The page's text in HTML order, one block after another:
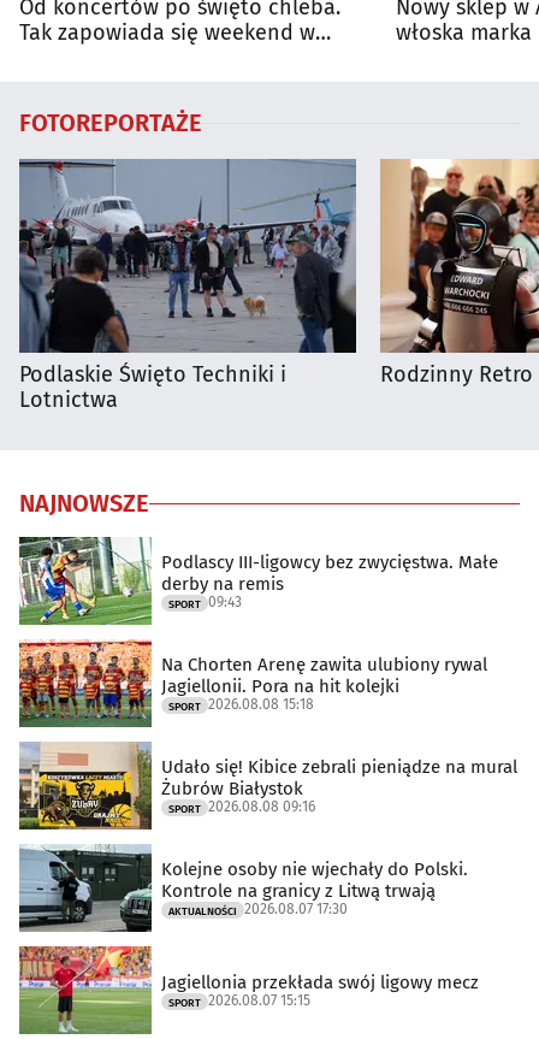
Od koncertów po święto chleba.
Tak zapowiada się weekend w
Nowy sklep w
włoska
FOTOREPORTAŻE
Podlaskie Święto Techniki i
Lotnictwa
Rodzinny Retro
NAJNOWSZE
Podlascy III-ligowcy bez zwycięstwa. Małe
derby na remis
SPORT 09:43
Na Chorten Arenę zawita ulubiony rywal
Jagiellonii. Pora na hit kolejki
SPORT 2026.08.08 15:18
Udało się! Kibice zebrali pieniądze na mural
Żubrów Białystok
SPORT 2026.08.08 09:16
Kolejne osoby nie wjechały do Polski.
Kontrole na granicy z Litwą trwają
AKTUALNOŚCI 2026.08.07 17:30
Jagiellonia przekłada swój ligowy mecz
SPORT 2026.08.07 15:15